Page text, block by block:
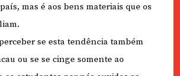
mas é aos bens materiais que os
se esta tendência também
ou se se cinge somente ao